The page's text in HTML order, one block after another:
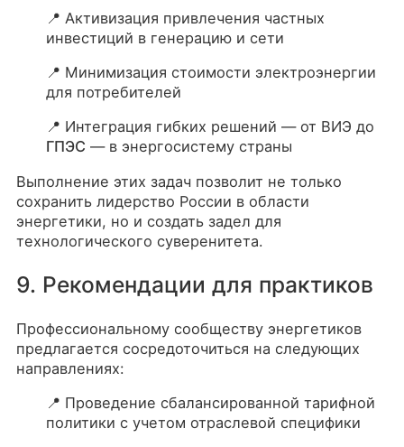
📍 Активизация привлечения частных
инвестиций в генерацию и сети
📍 Минимизация стоимости электроэнергии
для потребителей
📍 Интеграция гибких решений — от ВИЭ до
ГПЭС — в энергосистему страны
Выполнение этих задач позволит не только
сохранить лидерство России в области
энергетики, но и создать задел для
технологического суверенитета.
9. Рекомендации для практиков
Профессиональному сообществу энергетиков
предлагается сосредоточиться на следующих
направлениях:
📍 Проведение сбалансированной тарифной
политики с учетом отраслевой специфики